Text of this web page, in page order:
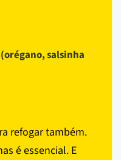
salsinha
refogar também.
é essencial. E